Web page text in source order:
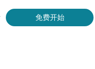
免费开始